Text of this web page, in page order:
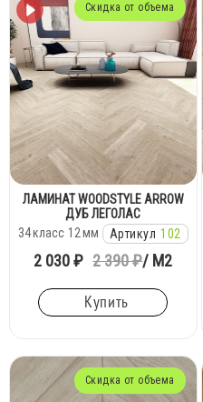
Скидка от объема
ЛАМИНАТ WOODSTYLE ARROW
ДУБ ЛЕГОЛАС
Артикул 102
класс
34 мм
12
2 030 ₽ 2 390 ₽/ М2
Купить
Скидка от объема